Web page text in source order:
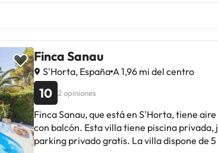
Finca Sanau
S'Horta, España A 1,96 mi del centro
10 2 opiniones
Finca Sanau, que está en S'Horta, tiene
con balcón. Esta villa tiene piscina
parking privado gratis. La villa dispone de 5 dormitorios, 3 baños, ropa de cama,